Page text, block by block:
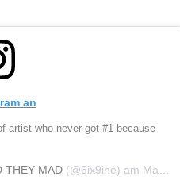
an
artist who never got #1 because
THEY MAD (@6ix9ine) am Mai 15, 2020 um 11:38 PDT